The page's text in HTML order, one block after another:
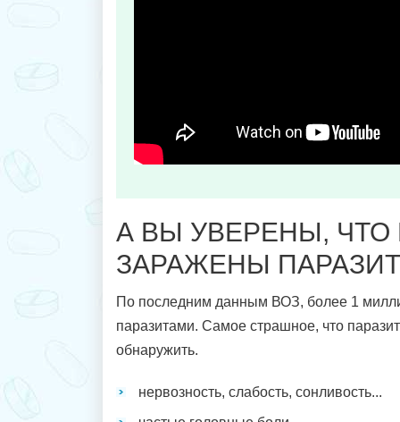
А ВЫ УВЕРЕНЫ, ЧТО
ЗАРАЖЕНЫ
По последним данным ВОЗ, более 1
паразитами. Самое страшное, что
обнаружить.
нервозность, слабость, сонливость...